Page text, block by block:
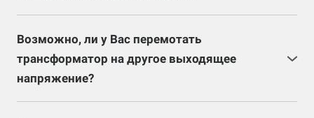
возможно ли произвести модернизацию
электродвигателя.
Возможно, ли у Вас перемотать
трансформатор на другое выходящее
напряжение?